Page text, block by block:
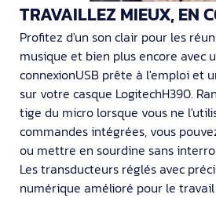
TRAVAILLEZ MIEUX, EN
Profitez d'un son clair pour les
musique et bien plus encore avec
connexionUSB prête à l'emploi et
sur votre casque LogitechH390.
tige du micro lorsque vous ne
commandes intégrées, vous
ou mettre en sourdine sans
Les transducteurs réglés avec
numérique amélioré pour le